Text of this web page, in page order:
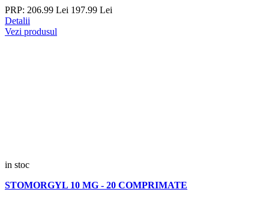
PRP: 206.99 Lei 197.99 Lei
Detalii
Vezi produsul
in stoc
STOMORGYL 10 MG - 20 COMPRIMATE